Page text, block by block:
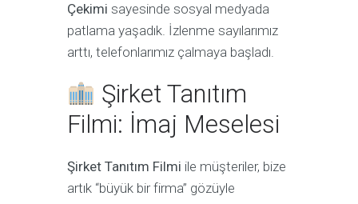
Çekimi sayesinde sosyal medyada
patlama yaşadık. İzlenme sayılarımız
arttı, telefonlarımız çalmaya başladı.
Şirket Tanıtım
Filmi: İmaj Meselesi
Şirket Tanıtım Filmi ile müşteriler, bize
artık “büyük bir firma” gözüyle